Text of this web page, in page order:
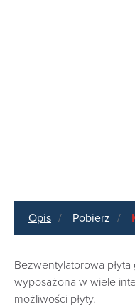
Opis Pobierz
Bezwentylatorowa
wyposażona w wiele
możliwości płyty.